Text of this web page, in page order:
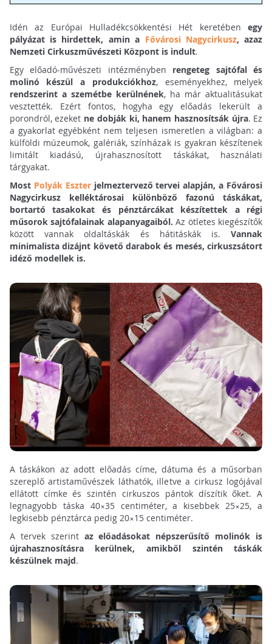
Idén az Európai Hulladékcsökkentési Hét keretébenegy
pályázat is hirdettek, amin a Fővárosi Nagycirkusz, azaz
Nemzeti Cirkuszművészeti Központ is indult.
Egy előadó-művészeti intézményben rengeteg sajtófal és
molinó készül a produkciókhoz, eseményekhez, melyek
rendszerint a szemétbe kerülnének, ha már aktualitásukat
vesztették. Ezért fontos, hogyha egy előadás lekerült a
porondról, ezeket ne dobják ki, hanem hasznosítsák újra. Ez
a gyakorlat egyébként nem teljesen ismeretlen a világban: a
külföldi múzeumok, galériák, színházak is gyakran készítenek
limitált kiadású, újrahasznosított táskákat, használati
tárgyakat.
Most Polyák Eszterjelmeztervező tervei alapján, a Fővárosi
Nagycirkusz kelléktárosai különböző fazonú táskákat,
bortartó tasakokat és pénztárcákat készítettek a régi
műsorok sajtófalainak alapanyagaiból. Az ötletes kiegészítők
között vannak oldaltáskák és hátitáskák is.Vannak
minimalista dizájnt követő darabok és mesés, cirkuszsátort
idéző modellek is.
A táskákon az adott előadás címe, dátuma és a műsorban
szereplő artistaművészek láthatók, illetve a cirkusz logójával
ellátott címke és szintén cirkuszos pántok díszítik őket. A
legnagyobb táska 40×35 centiméter, a kisebbek 25×25, a
legkisebb pénztárca pedig 20×15 centiméter.
A tervek szerint az előadásokat népszerűsítő molinók is
újrahasznosításra kerülnek, amikből szintén táskák
készülnek majd.